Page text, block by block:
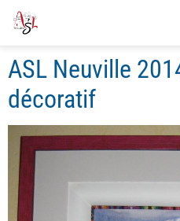
ASL Neuville
décoratif